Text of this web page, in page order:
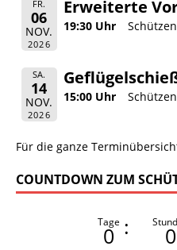
FR.
06
NOV.
2026
Erweiterte
19:30 Uhr
SA.
14
NOV.
2026
15:00 Uhr
Für die ganze
COUNTDOWN ZUM
Tage
0 : 0